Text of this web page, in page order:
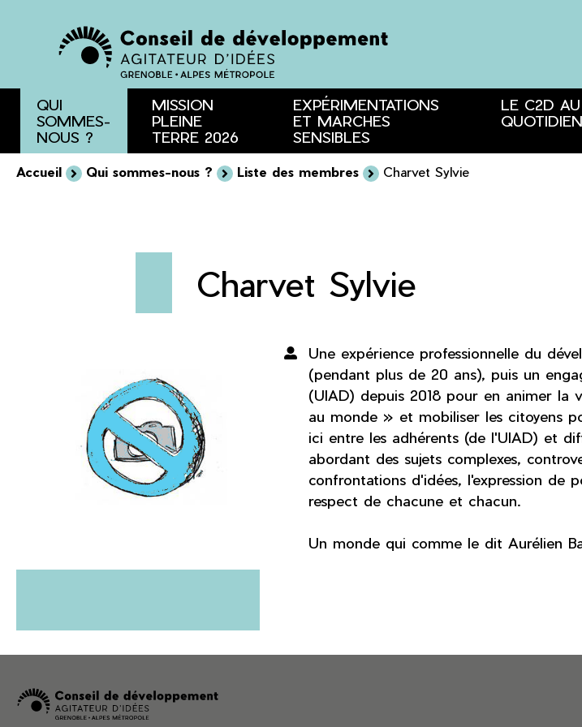
Recherche
QUI
SOMMES-
NOUS ?
MISSION
PLEINE
TERRE 2026
EXPÉRIMENTATIONS
ET MARCHES
SENSIBLES
LE C2D AU
QUOTIDIEN
Accueil Qui sommes-nous ? Liste des membres Charvet Sylvie
Charvet Sylvie
Une expérience professionnelle du
(pendant plus de 20 ans), puis un
(UIAD) depuis 2018 pour en animer la
au monde » et mobiliser les citoyens
ici entre les adhérents (de l'UIAD) et
abordant des sujets complexes,
confrontations d'idées, l'expression de
respect de chacune et chacun.
Un monde qui comme le dit Aurélien